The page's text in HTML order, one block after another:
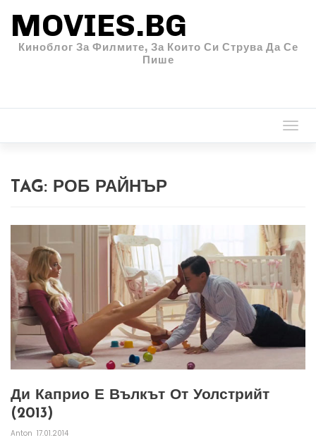
MOVIES.BG
Киноблог За Филмите, За Които Си Струва Да Се
Пише
TAG: РОБ РАЙНЪР
Ди Каприо Е Вълкът От Уолстрийт
(2013)
Anton 17.01.2014